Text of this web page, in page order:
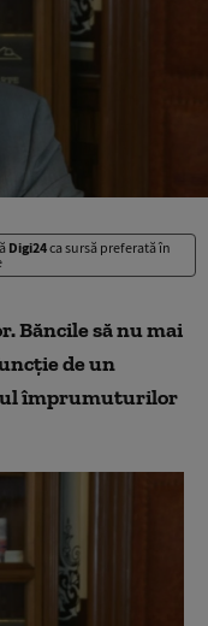
Digi24ca sursă preferată în
Băncile să nu mai
de un
împrumuturilor